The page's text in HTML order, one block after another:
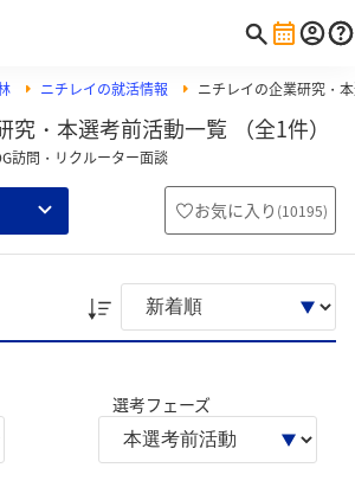
ニチレイの就活情報 ニチレイの企業研究・
究・本選考前活動一覧 （全1件）
訪問・リクルーター面談
お気に入り (10195)
選考フェーズ